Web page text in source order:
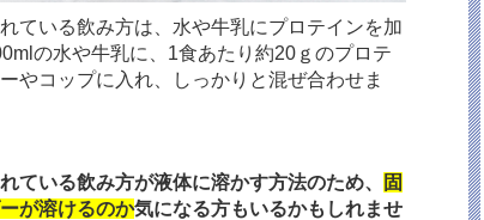
ている飲み方は、水や牛乳にプロテインを加
の水や牛乳に、1食あたり約20ｇのプロテ
やコップに入れ、しっかりと混ぜ合わせま
ている飲み方が液体に溶かす方法のため、
固
が溶けるのか気になる方もいるかもしれませ